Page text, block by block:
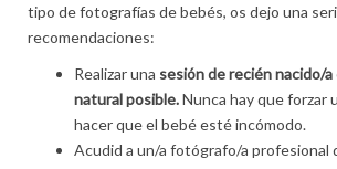
tipo de fotografías de bebés, os dejo una
recomendaciones:
Realizar una sesión de recién nacido/a
natural posible.Nunca hay que forzar
hacer que el bebé esté incómodo.
Acudid a un/a fotógrafo/a profesional